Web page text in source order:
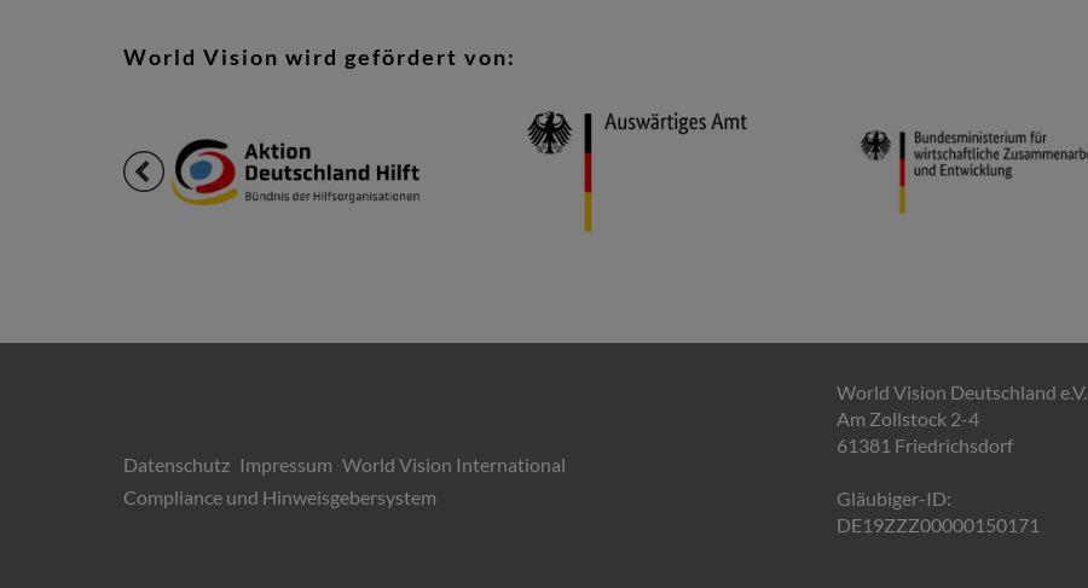
World Vision wird gefördert von:
Datenschutz Impressum World Vision International
Compliance und Hinweisgebersystem
World Vision Deutschland e.V.
Am Zollstock 2-4
61381 Friedrichsdorf
Gläubiger-ID:
DE19ZZZ00000150171